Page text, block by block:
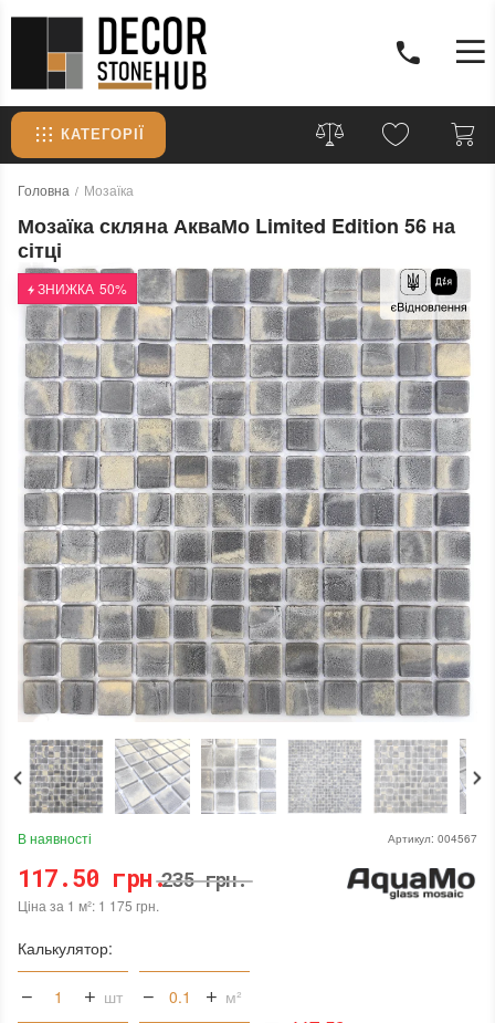
КАТЕГОРІЇ
Головна Мозаїка
Мозаїка скляна АкваМо Limited Edition 56 на
сітці
ЗНИЖКА 50%
Артикул: 004567
В наявності
117.50 грн.235 грн.
Ціна за 1 м²: 1 175 грн.
Калькулятор:
шт м²